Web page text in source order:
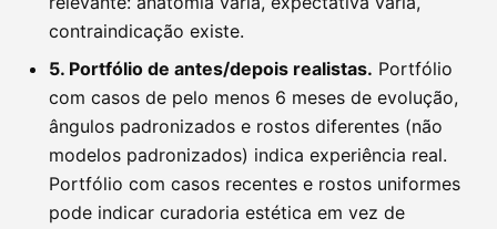
contraindicação existe.
5. Portfólio de antes/depois realistas. Portfólio
com casos de pelo menos 6 meses de evolução,
ângulos padronizados e rostos diferentes (não
modelos padronizados) indica experiência real.
Portfólio com casos recentes e rostos uniformes
pode indicar curadoria estética em vez de